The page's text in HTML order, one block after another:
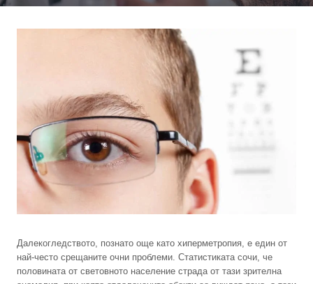
Далекогледството, познато още като хиперметропия, е един от
най-често срещаните очни проблеми. Статистиката сочи, че
половината от световното население страда от тази зрителна